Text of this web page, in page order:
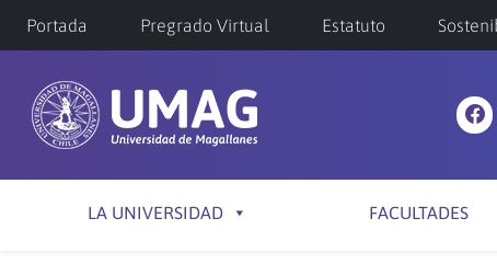
Portada Pregrado Virtual Estatuto
LA UNIVERSIDAD FACULTADES